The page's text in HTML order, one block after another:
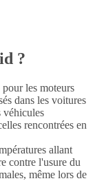
?
les moteurs
dans les voitures
véhicules
rencontrées en
allant
contre l'usure du
même lors de